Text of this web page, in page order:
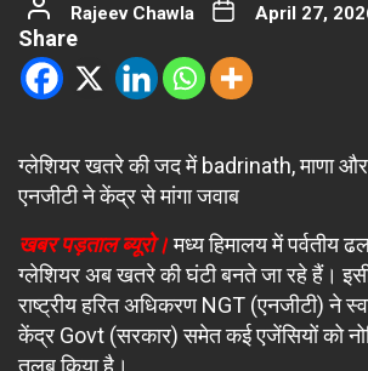
Rajeev Chawla April 27,
Share
ग्लेशियर खतरे की जद में badrinath, माणा
एनजीटी ने केंद्र से मांगा जवाब
खबर पड़ताल ब्यूरो।मध्य हिमालय में पर्वतीय
ग्लेशियर अब खतरे की घंटी बनते जा रहे हैं। इसी
राष्ट्रीय हरित अधिकरण NGT (एनजीटी) ने
केंद्र Govt (सरकार) समेत कई एजेंसियों को
तलब किया है।